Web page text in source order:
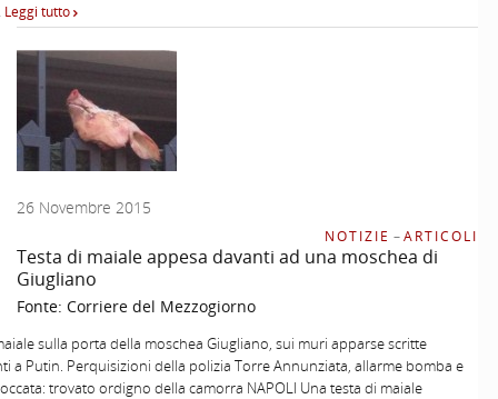
Leggi tutto
26 Novembre 2015
NOTIZIE –ARTICOLI
Testa di maiale appesa davanti ad una moschea di
Giugliano
Fonte: Corriere del Mezzogiorno
sulla porta della moschea Giugliano, sui muri apparse scritte
a Putin. Perquisizioni della polizia Torre Annunziata, allarme bomba e
trovato ordigno della camorra NAPOLI Una testa di maiale